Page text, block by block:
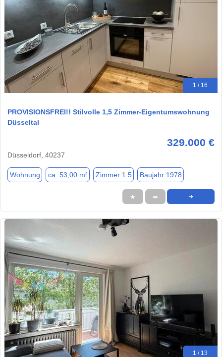
1 / 16
PROVISIONSFREI!! Stilvolle 1,5 Zimmer-Eigentumswohnung
Düsseltal
329.000 €
Düsseldorf, 40237
Wohnung ca. 53,00 m² Zimmer 1.5 Baujahr 1978
★ ➦ ➜
1 / 13